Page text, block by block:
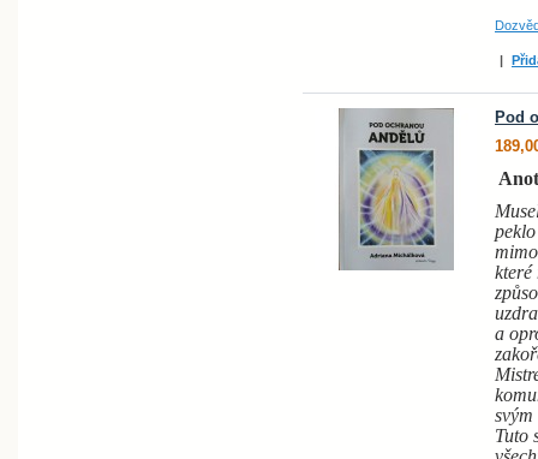
Pod
které
a
svým
Tuto